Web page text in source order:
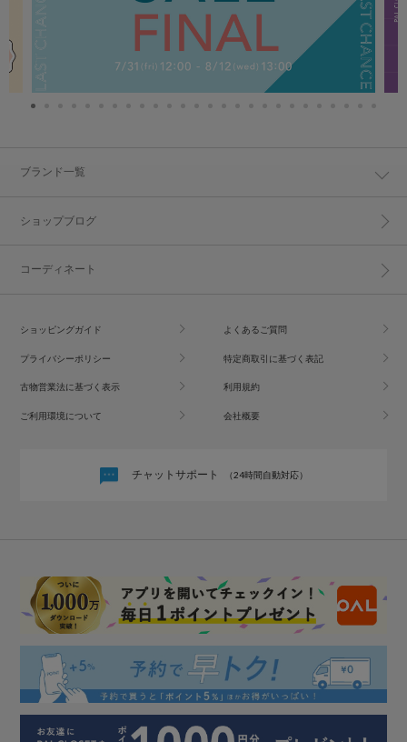
ブランド一覧
ショップブログ
コーディネート
ショッピングガイド よくあるご質問
プライバシーポリシー 特定商取引に基づく表記
古物営業法に基づく表示 利用規約
ご利用環境について 会社概要
チャットサポート （24時間自動対応）